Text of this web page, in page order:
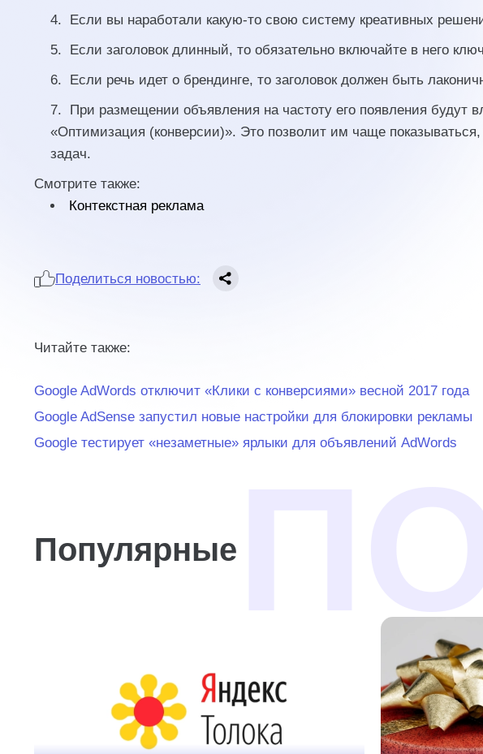
Если вы наработали какую-то свою систему креативных
Если заголовок длинный, то обязательно включайте в него
Если речь идет о брендинге, то заголовок должен быть
При размещении объявления на частоту его появления будут
«Оптимизация (конверсии)». Это позволит им чаще
задач.
Смотрите также:
Контекстная реклама
Поделиться новостью:
Читайте также:
Google AdWords отключит «Клики с конверсиями» весной 2017 года
Google AdSense запустил новые настройки для блокировки рекламы
Google тестирует «незаметные» ярлыки для объявлений AdWords
Популярные